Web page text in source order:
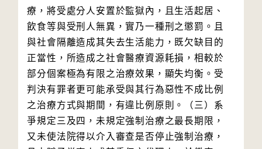
療，將受處分人安置於監獄內，且生活起居、
飲食等與受刑人無異，實乃一種刑之懲罰。且
與社會隔離造成其失去生活能力，既欠缺目的
正當性，所造成之社會醫療資源耗損，相較於
部分個案極為有限之治療效果，顯失均衡。受
判決有罪者更可能承受與其行為惡性不成比例
之治療方式與期間，有違比例原則。（三）系
爭規定三及四，未規定強制治療之最長期限，
又未使法院得以介入審查是否停止強制治療，